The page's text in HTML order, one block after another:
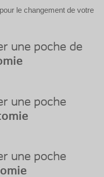
le changement de votre
une poche de
une poche
une poche